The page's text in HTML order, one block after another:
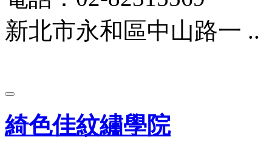
新北市永和區中山路一 ..
綺色佳紋繡學院